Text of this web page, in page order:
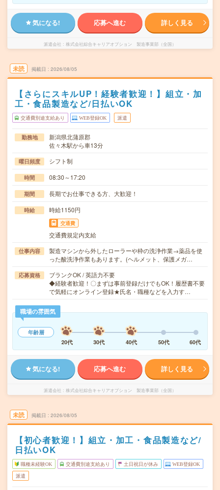
気になる! 応募へ進む 詳しく見る
派遣会社 株式会社綜合キャリアオプション 製造事業部（全国）
未読 掲載日 2026/08/05
【さらにスキルUP！経験者歓迎！】組立・加
工・食品製造など/日払いOK
交通費別途支給あり WEB登録OK 派遣
勤務地
新潟県北蒲原郡
佐々木駅から車13分
曜日頻度 シフト制
時間 08:30～17:20
期間 長期でお仕事できる方、大歓迎！
時給 時給1150円
交通費
交通費規定内支給
仕事内容
製造マシンから外したローラーや枠の洗浄作業→薬品を使
った酸洗浄作業もあります。(ヘルメット、保護メガ…
応募資格
ブランクOK / 英語力不要
◆経験者歓迎！〇まずは事前登録だけでもOK！履歴書不要
で気軽にオンライン登録★氏名・職種などを入力す…
職場の雰囲気
年齢層
20代
30代 40代 50代 60代
気になる! 応募へ進む 詳しく見る
派遣会社 株式会社綜合キャリアオプション 製造事業部（全国）
未読 掲載日 2026/08/05
【初心者歓迎！】組立・加工・食品製造など/
日払いOK
職種未経験OK 交通費別途支給あり 土日祝日が休み WEB登録OK
派遣